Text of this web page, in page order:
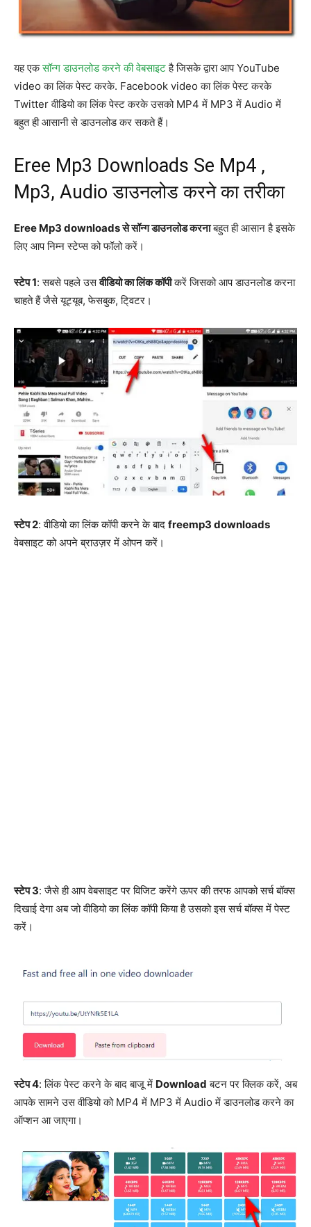
यह एकसॉन्ग डाउनलोड करने की वेबसाइटहै जिसके द्वारा आप YouTube
video का लिंक पेस्ट करके. Facebook video का लिंक पेस्ट करके
Twitter वीडियो का लिंक पेस्ट करके उसको MP4 में MP3 में Audio में
बहुत ही आसानी से डाउनलोड कर सकते हैं।
Eree Mp3 Downloads Se Mp4 ,
Mp3, Audio डाउनलोड करने का तरीका
Eree Mp3 downloads से सॉन्ग डाउनलोड करनाबहुत ही आसान है इसके
लिए आप निम्न स्टेप्स को फॉलो करें।
स्टेप 1: सबसे पहले उसवीडियो का लिंक कॉपीकरें जिसको आप डाउनलोड करना
चाहते हैं जैसे यूट्यूब, फेसबुक, टि्वटर।
स्टेप 2: वीडियो का लिंक कॉपी करने के बाद freemp3 downloads
वेबसाइट को अपने ब्राउज़र में ओपन करें।
स्टेप 3: जैसे ही आप वेबसाइट पर विजिट करेंगे ऊपर की तरफ आपको सर्च बॉक्स
दिखाई देगा अब जो वीडियो का लिंक कॉपी किया है उसको इस सर्च बॉक्स में पेस्ट
करें।
स्टेप 4: लिंक पेस्ट करने के बाद बाजू में Download बटन पर क्लिक करें, अब
आपके सामने उस वीडियो को MP4 में MP3 में Audio में डाउनलोड करने का
ऑप्शन आ जाएगा।